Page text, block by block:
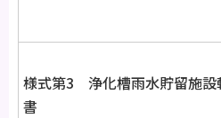
様式第3 浄化槽雨水貯留施設
書